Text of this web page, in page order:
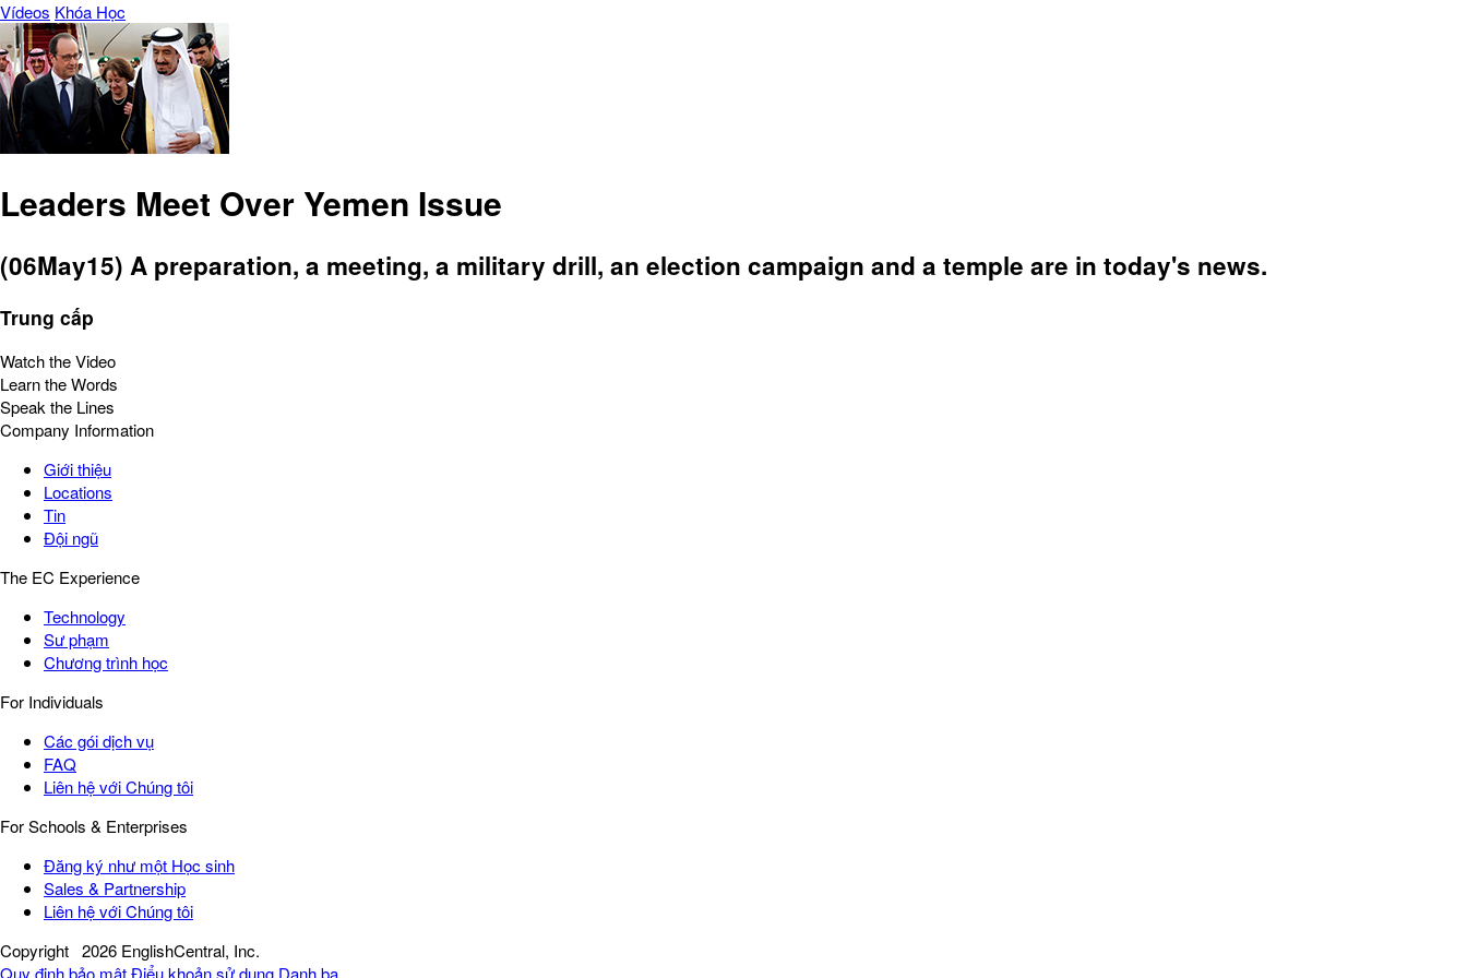
Vídeos Khóa Học
Leaders Meet Over Yemen Issue
(06May15) A preparation, a meeting, a military drill, an election campaign and a temple are in today's news.
Trung cấp
Watch the Video
Learn the Words
Speak the Lines
Company Information
Giới thiệu
Locations
Tin
Đội ngũ
The EC Experience
Technology
Sư phạm
Chương trình học
For Individuals
Các gói dịch vụ
FAQ
Liên hệ với Chúng tôi
For Schools & Enterprises
Đăng ký như một Học sinh
Sales & Partnership
Liên hệ với Chúng tôi
Copyright 2026 EnglishCentral, Inc.